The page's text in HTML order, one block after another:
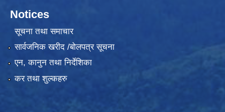
Notices
सूचना तथा समाचार
सार्वजनिक खरीद /बोलपत्र सूचना
एन, कानुन तथा निर्देशिका
कर तथा शुल्कहरु